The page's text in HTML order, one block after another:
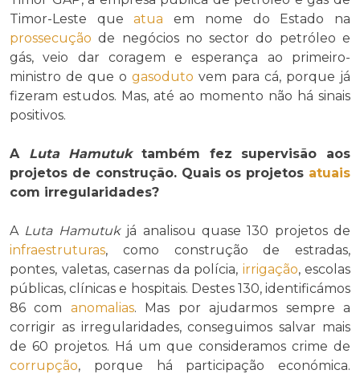
Timor-Leste queatua em nome do Estado na
prossecução de negócios no sector do petróleo e
gás, veio dar coragem e esperança ao primeiro-
ministro de que o gasoduto vem para cá, porque já
fizeram estudos. Mas, até ao momento não há sinais
positivos.
A Luta Hamutuktambém fez supervisão aos
projetos de construção. Quais os projetos atuais
com irregularidades?
A Luta Hamutukjá analisou quase 130 projetos de
infraestruturas, como construção de estradas,
pontes, valetas, casernas da polícia, irrigação, escolas
públicas, clínicas e hospitais. Destes 130, identificámos
86 com anomalias. Mas por ajudarmos sempre a
corrigir as irregularidades, conseguimos salvar mais
de 60 projetos. Há um que consideramos crime de
corrupção, porque há participação económica.